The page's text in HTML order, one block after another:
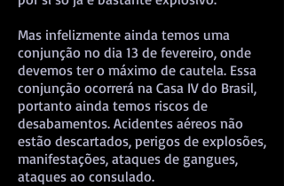
Mas infelizmente ainda temos uma
conjunção no dia 13 de fevereiro, onde
devemos ter o máximo de cautela. Essa
conjunção ocorrerá na Casa IV do Brasil,
portanto ainda temos riscos de
desabamentos. Acidentes aéreos não
estão descartados, perigos de explosões,
manifestações, ataques de gangues,
ataques ao consulado.